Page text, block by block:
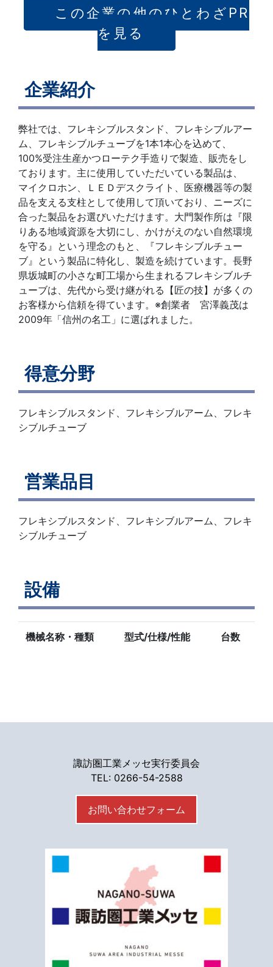
この企業の他のひとわざPR
を見る
企業紹介
弊社では、フレキシブルスタンド、フレキシブルアー
ム、フレキシブルチューブを1本1本心を込めて、
100%受注生産かつローテク手造りで製造、販売をし
ております。主に使用していただいている製品は、
マイクロホン、ＬＥＤデスクライト、医療機器等の製
品を支える支柱として使用して頂いており、ニーズに
合った製品をお選びいただけます。大門製作所は『限
りある地域資源を大切にし、かけがえのない自然環境
を守る』という理念のもと、『フレキシブルチュー
ブ』という製品に特化し、製造を続けています。長野
県坂城町の小さな町工場から生まれるフレキシブルチ
ューブは、先代から受け継がれる【匠の技】が多くの
お客様から信頼を得ています。※創業者 宮澤義茂は
2009年「信州の名工」に選ばれました。
得意分野
フレキシブルスタンド、フレキシブルアーム、フレキ
シブルチューブ
営業品目
フレキシブルスタンド、フレキシブルアーム、フレキ
シブルチューブ
設備
機械名称・種類 型式/仕様/性能 台数
諏訪圏工業メッセ実行委員会
TEL: 0266-54-2588
お問い合わせフォーム